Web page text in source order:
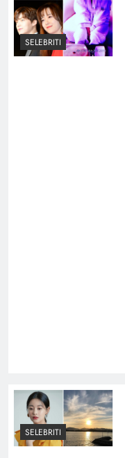
SELEBRITI
SELEBRITI